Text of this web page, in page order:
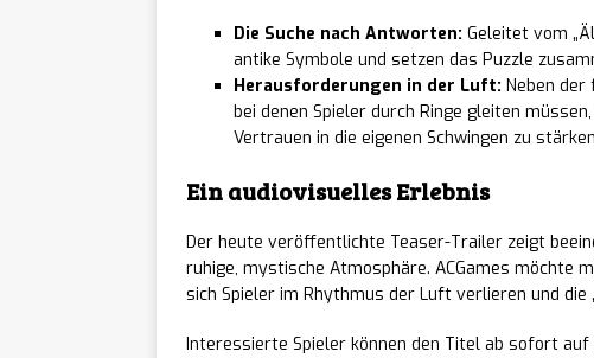
Anfang 2027 – Neue
[ 06/08/2026 ] Portentum:
angekündigt – Inklusive
[ 06/08/2026 ] Transport
Anspiel-Premiere auf der
[ 06/08/2026 ] Woodland
Menschheit – Erste
Die Suche nach Antworten: Geleitet vom
antike Symbole und setzen das Puzzle
Herausforderungen in der Luft: Neben der
bei denen Spieler durch Ringe gleiten
Vertrauen in die eigenen Schwingen zu
Ein audiovisuelles Erlebnis
Der heute veröffentlichte Teaser-Trailer zeigt
ruhige, mystische Atmosphäre. ACGames möchte
sich Spieler im Rhythmus der Luft verlieren und die
Interessierte Spieler können den Titel ab sofort auf